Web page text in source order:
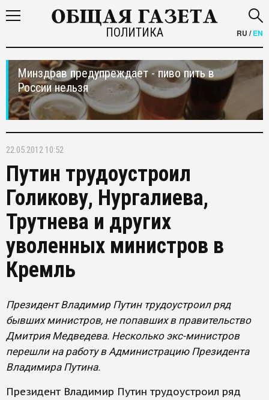
ПОЛИТИКА RU /EN
Минздрав предупреждает - пиво пить в
России нельзя
22.05.2012 10:52
Путин трудоустроил
Голикову, Нургалиева,
Трутнева и других
уволенных министров в
Кремль
Президент Владимир Путин трудоустроил ряд
бывших министров, не попавших в правительство
Дмитрия Медведева. Несколько экс-министров
перешли на работу в Администрацию Президента
Владимира Путина.
Президент Владимир Путин трудоустроил ряд